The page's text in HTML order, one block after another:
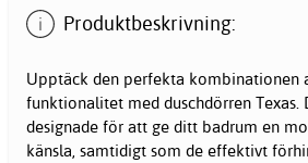
Produktbeskrivning:
Upptäck den perfekta kombinationen
funktionalitet med duschdörren Texas.
designade för att ge ditt badrum en
känsla, samtidigt som de effektivt